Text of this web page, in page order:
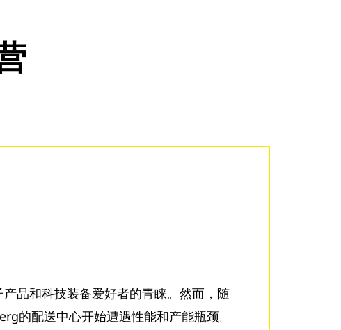
品和科技装备爱好者的青睐。然而，随
的配送中心开始遭遇性能和产能瓶颈。